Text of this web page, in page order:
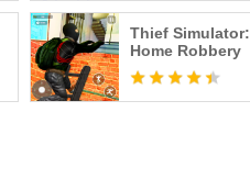
Thief Simulator:
Home Robbery